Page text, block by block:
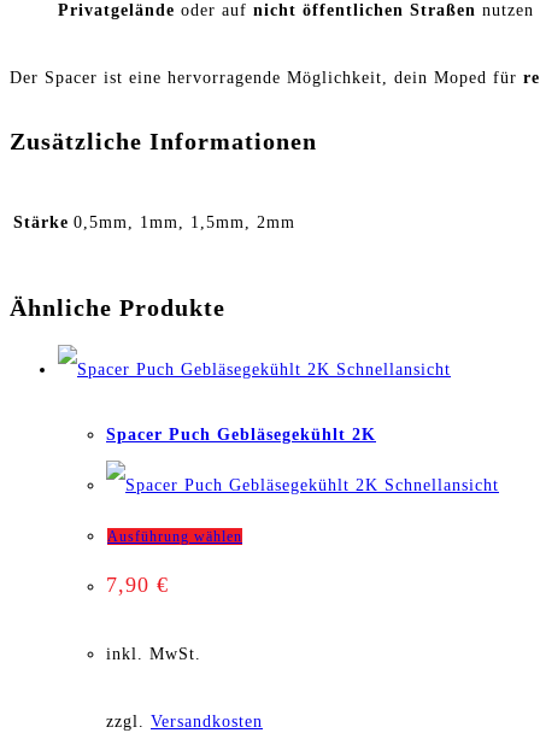
Privatgelände oder auf nicht öffentlichen Straßen nutzen
Der Spacer ist eine hervorragende Möglichkeit, dein Moped für
Zusätzliche Informationen
Stärke 0,5mm, 1mm, 1,5mm, 2mm
Ähnliche Produkte
Schnellansicht
Spacer Puch Gebläsegekühlt 2K
Schnellansicht
Ausführung wählen
7,90 €
inkl. MwSt.
zzgl. Versandkosten